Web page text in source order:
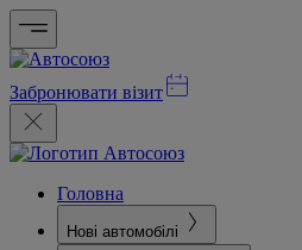
Забронювати візит
Головна
Нові автомобілі